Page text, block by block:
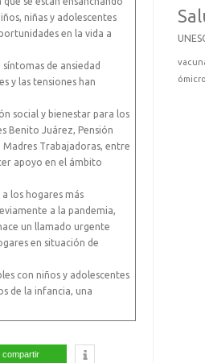
niñas y adolescentes
en la vida a
de ansiedad
y las tensiones han
social y bienestar para los
Benito Juárez, Pensión
Madres Trabajadoras, entre
apoyo en el ámbito
los hogares más
a la pandemia,
un llamado urgente
en situación de
con niños y adolescentes
de la infancia, una
compartir